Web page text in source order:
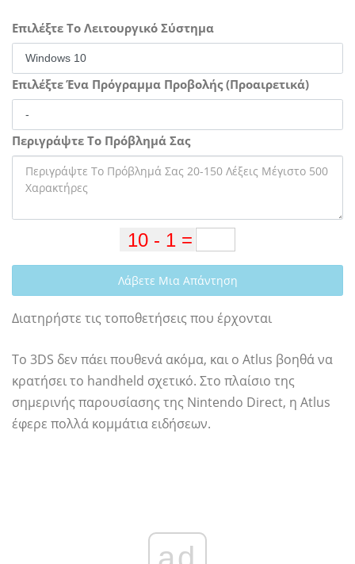
Επιλέξτε Το Λειτουργικό Σύστημα
Επιλέξτε Ένα Πρόγραμμα Προβολής (Προαιρετικά)
Περιγράψτε Το Πρόβλημά Σας
Λάβετε Μια Απάντηση
Διατηρήστε τις τοποθετήσεις που έρχονται
Το 3DS δεν πάει πουθενά ακόμα, και ο Atlus βοηθά να
κρατήσει το handheld σχετικό. Στο πλαίσιο της
σημερινής παρουσίασης της Nintendo Direct, η Atlus
έφερε πολλά κομμάτια ειδήσεων.